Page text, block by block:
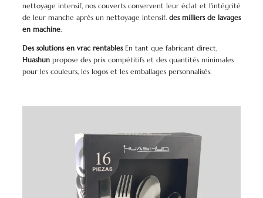
nettoyage intensif, nos couverts conservent leur éclat et l'intégrité
de leur manche après un nettoyage intensif. des milliers de lavages
en machine.
Des solutions en vrac rentablesEn tant que fabricant direct,
Huashunpropose des prix compétitifs et des quantités minimales
pour les couleurs, les logos et les emballages personnalisés.